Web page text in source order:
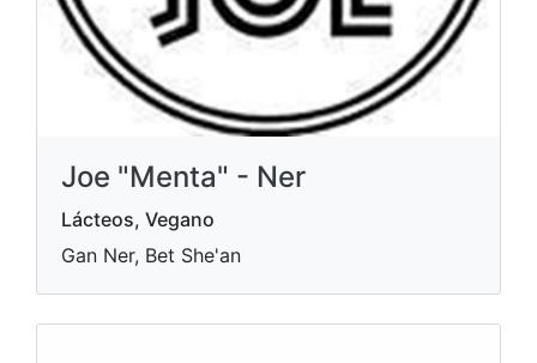
Joe "Menta" - Ner
Lácteos, Vegano
Gan Ner, Bet She'an